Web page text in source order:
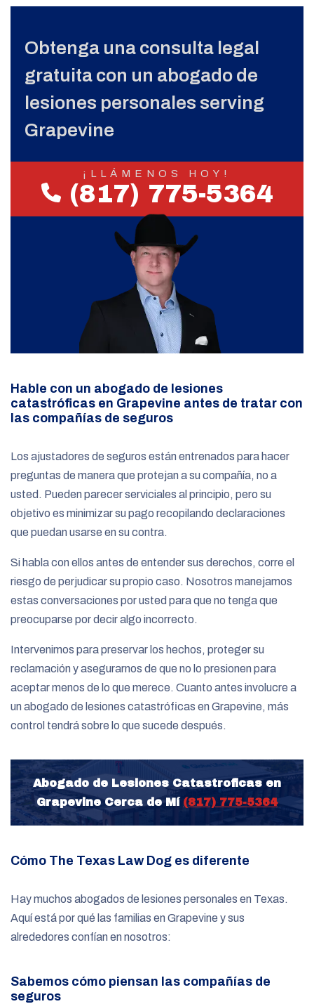
Obtenga una consulta legal
gratuita con un abogado de
lesiones personales serving
Grapevine
¡LLÁMENOS HOY!
(817) 775-5364
Hable con un abogado de lesiones
catastróficas en Grapevine antes de tratar con
las compañías de seguros
Los ajustadores de seguros están entrenados para hacer
preguntas de manera que protejan a su compañía, no a
usted. Pueden parecer serviciales al principio, pero su
objetivo es minimizar su pago recopilando declaraciones
que puedan usarse en su contra.
Si habla con ellos antes de entender sus derechos, corre el
riesgo de perjudicar su propio caso. Nosotros manejamos
estas conversaciones por usted para que no tenga que
preocuparse por decir algo incorrecto.
Intervenimos para preservar los hechos, proteger su
reclamación y asegurarnos de que no lo presionen para
aceptar menos de lo que merece. Cuanto antes involucre a
un abogado de lesiones catastróficas en Grapevine, más
control tendrá sobre lo que sucede después.
Abogado de Lesiones Catastroficas en
Grapevine Cerca de Mí (817) 775-5364
Cómo The Texas Law Dog es diferente
Hay muchos abogados de lesiones personales en Texas.
Aquí está por qué las familias en Grapevine y sus
alrededores confían en nosotros:
Sabemos cómo piensan las compañías de
seguros